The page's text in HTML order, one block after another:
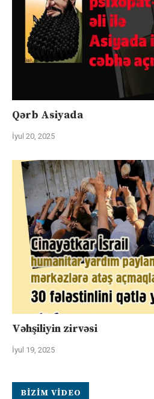
Qərb Asiyada
İyul 20, 2025
Vəhşiliyin zirvəsi
İyul 19, 2025
BIZIM VIDEO